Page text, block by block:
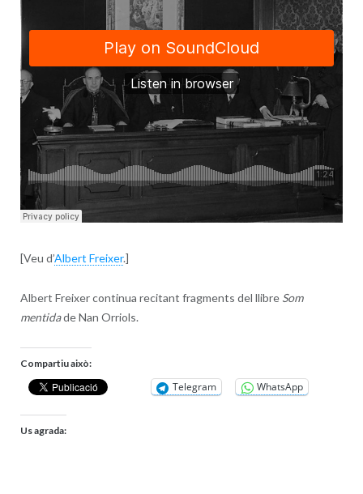
[Veu d’Albert Freixer.]
Albert Freixer continua recitant fragments del llibre Som
mentidade Nan Orriols.
Compartiu això:
Telegram WhatsApp
Us agrada: